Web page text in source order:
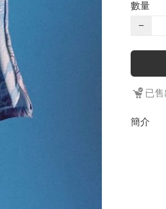
數量
−
已
簡介